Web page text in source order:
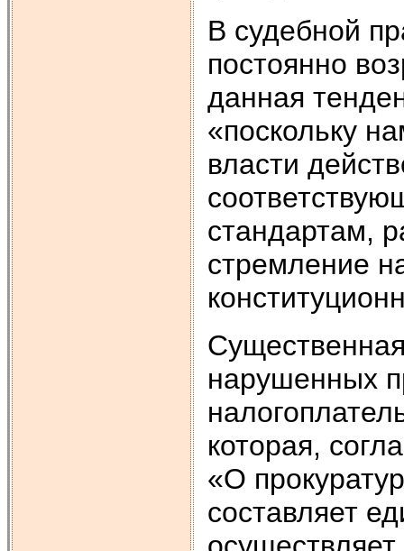
В судебной
постоян­но
данная
«поскольку
власти
стандар­там,
стремление
нарушенных
которая,
«О
составляет